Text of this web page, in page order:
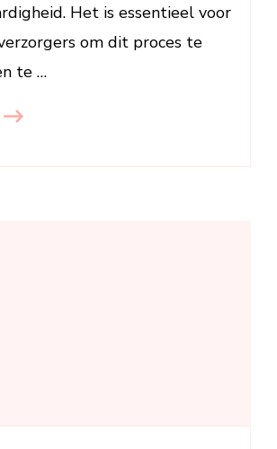
Het is essentieel voor
om dit proces te
te …